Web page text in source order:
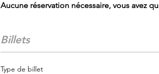
Aucune réservation nécessaire, vous avez
Billets
Type de billet